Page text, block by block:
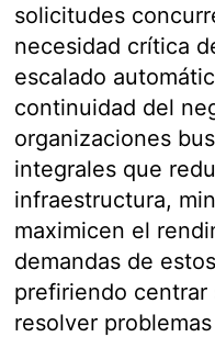
solicitudes
necesidad crítica
escalado
continuidad del
organizaciones
integrales que
infraestructura,
maximicen el
demandas de
prefiriendo centrar
resolver